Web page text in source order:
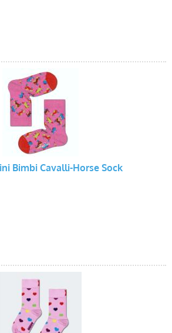
Bimbi Cavalli-Horse Sock